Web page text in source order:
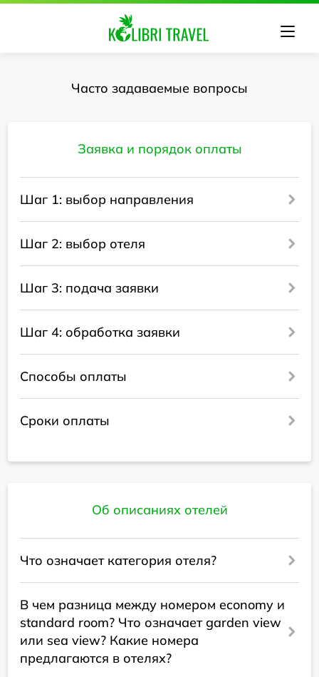
Часто задаваемые вопросы
Заявка и порядок оплаты
Шаг 1: выбор направления
Шаг 2: выбор отеля
Шаг 3: подача заявки
Шаг 4: обработка заявки
Способы оплаты
Сроки оплаты
Об описаниях отелей
Что означает категория отеля?
В чем разница между номером economy и
standard room? Что означает garden view
или sea view? Какие номера
предлагаются в отелях?